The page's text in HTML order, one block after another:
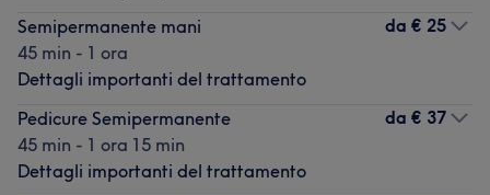
Semipermanente mani
45 min - 1 ora
Dettagli importanti del trattamento
da € 25
Pedicure Semipermanente
45 min - 1 ora 15 min
Dettagli importanti del trattamento
da € 37